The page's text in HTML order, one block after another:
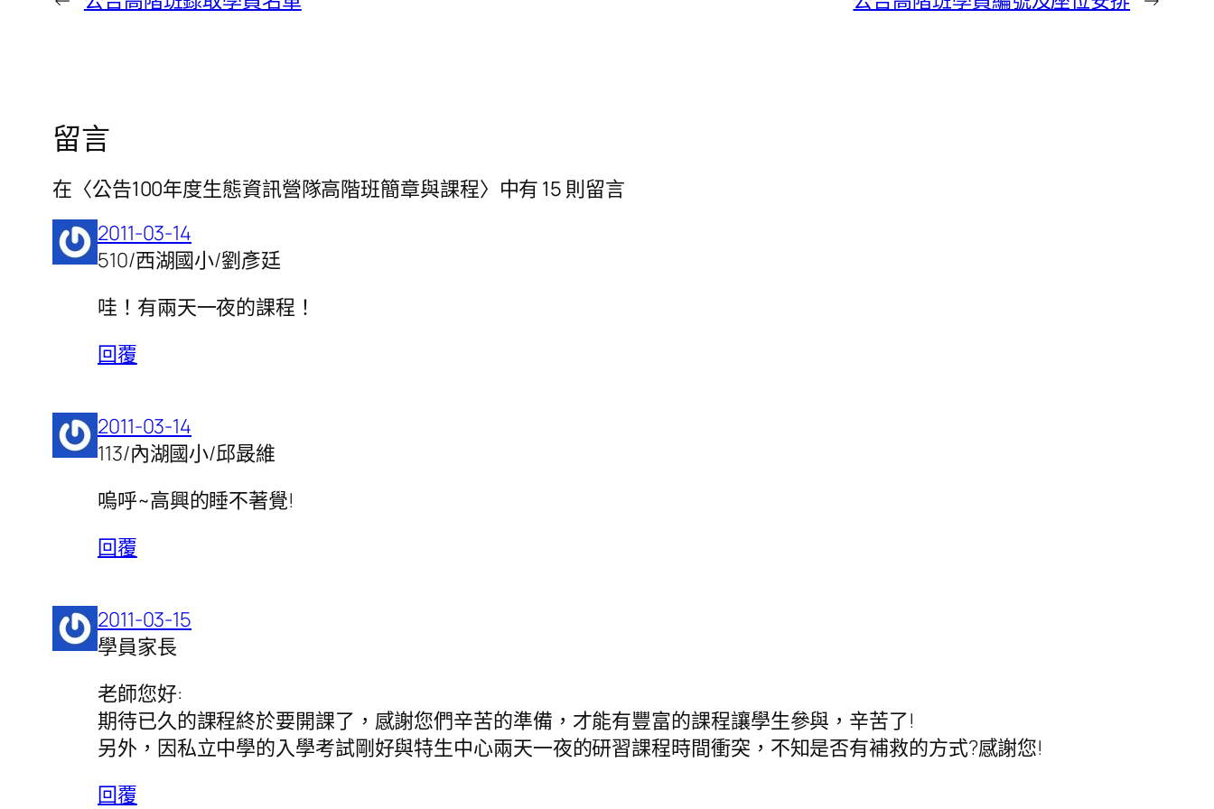
留言
在〈公告100年度生態資訊營隊高階班簡章與課程〉中有 15 則留言
2011-03-14
510/西湖國小/劉彥廷
哇！有兩天一夜的課程！
回覆
2011-03-14
113/內湖國小/邱晸維
嗚呼~高興的睡不著覺!
回覆
2011-03-15
學員家長
老師您好:
期待已久的課程終於要開課了，感謝您們辛苦的準備，才能有豐富的課程讓學生參與，辛苦了!
另外，因私立中學的入學考試剛好與特生中心兩天一夜的研習課程時間衝突，不知是否有補救的方式?感謝您!
回覆